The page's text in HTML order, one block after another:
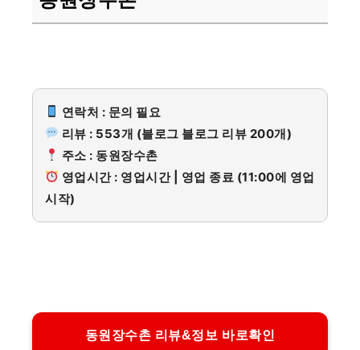
연락처 : 문의 필요
리뷰 : 553개 (블로그 블로그 리뷰 200개)
주소 : 동원장수촌
영업시간 : 영업시간 | 영업 종료 (11:00에 영업
시작)
동원장수촌 리뷰&정보 바로확인